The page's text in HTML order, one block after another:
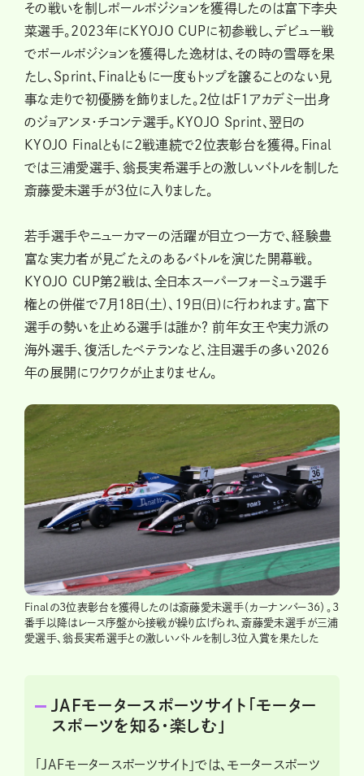
その戦いを制しポールポジションを獲得したのは富下李央
菜選手。2023年にKYOJO CUPに初参戦し、デビュー戦
でポールポジションを獲得した逸材は、その時の雪辱を果
たし、Sprint、Finalともに一度もトップを譲ることのない見
事な走りで初優勝を飾りました。2位はF1アカデミー出身
のジョアンヌ・チコンテ選手。KYOJO Sprint、翌日の
KYOJO Finalともに2戦連続で2位表彰台を獲得。Final
では三浦愛選手、翁長実希選手との激しいバトルを制した
斎藤愛未選手が3位に入りました。
若手選手やニューカマーの活躍が目立つ一方で、経験豊
富な実力者が見ごたえのあるバトルを演じた開幕戦。
KYOJO CUP第2戦は、全日本スーパーフォーミュラ選手
権との併催で7月18日(土)、19日(日)に行われます。富下
選手の勢いを止める選手は誰か？ 前年女王や実力派の
海外選手、復活したベテランなど、注目選手の多い2026
年の展開にワクワクが止まりません。
Finalの3位表彰台を獲得したのは斎藤愛未選手（カーナンバー36）。3
番手以降はレース序盤から接戦が繰り広げられ、斎藤愛未選手が三浦
愛選手、翁長実希選手との激しいバトルを制し3位入賞を果たした
JAFモータースポーツサイト「モーター
スポーツを知る・楽しむ」
「JAFモータースポーツサイト」では、モータースポーツ